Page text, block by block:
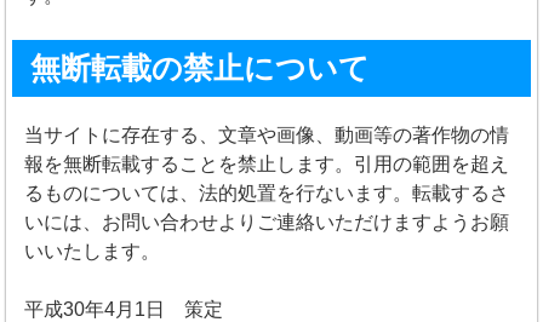
無断転載の禁止について
当サイトに存在する、文章や画像、動画等の著作物の情
報を無断転載することを禁止します。引用の範囲を超え
るものについては、法的処置を行ないます。転載するさ
いには、お問い合わせよりご連絡いただけますようお願
いいたします。
平成30年4月1日 策定